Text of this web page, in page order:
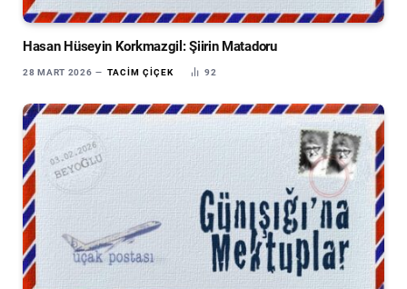
Hasan Hüseyin Korkmazgil: Şiirin Matadoru
28 MART 2026 TACIM ÇIÇEK 92